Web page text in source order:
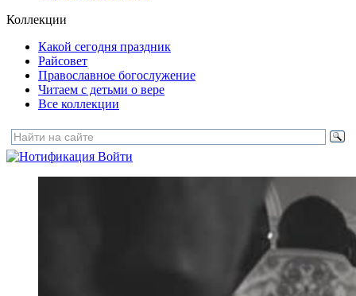
Коллекции
Какой сегодня праздник
Райсовет
Православное богослужение
Читаем с детьми о вере
Все коллекции
Войти